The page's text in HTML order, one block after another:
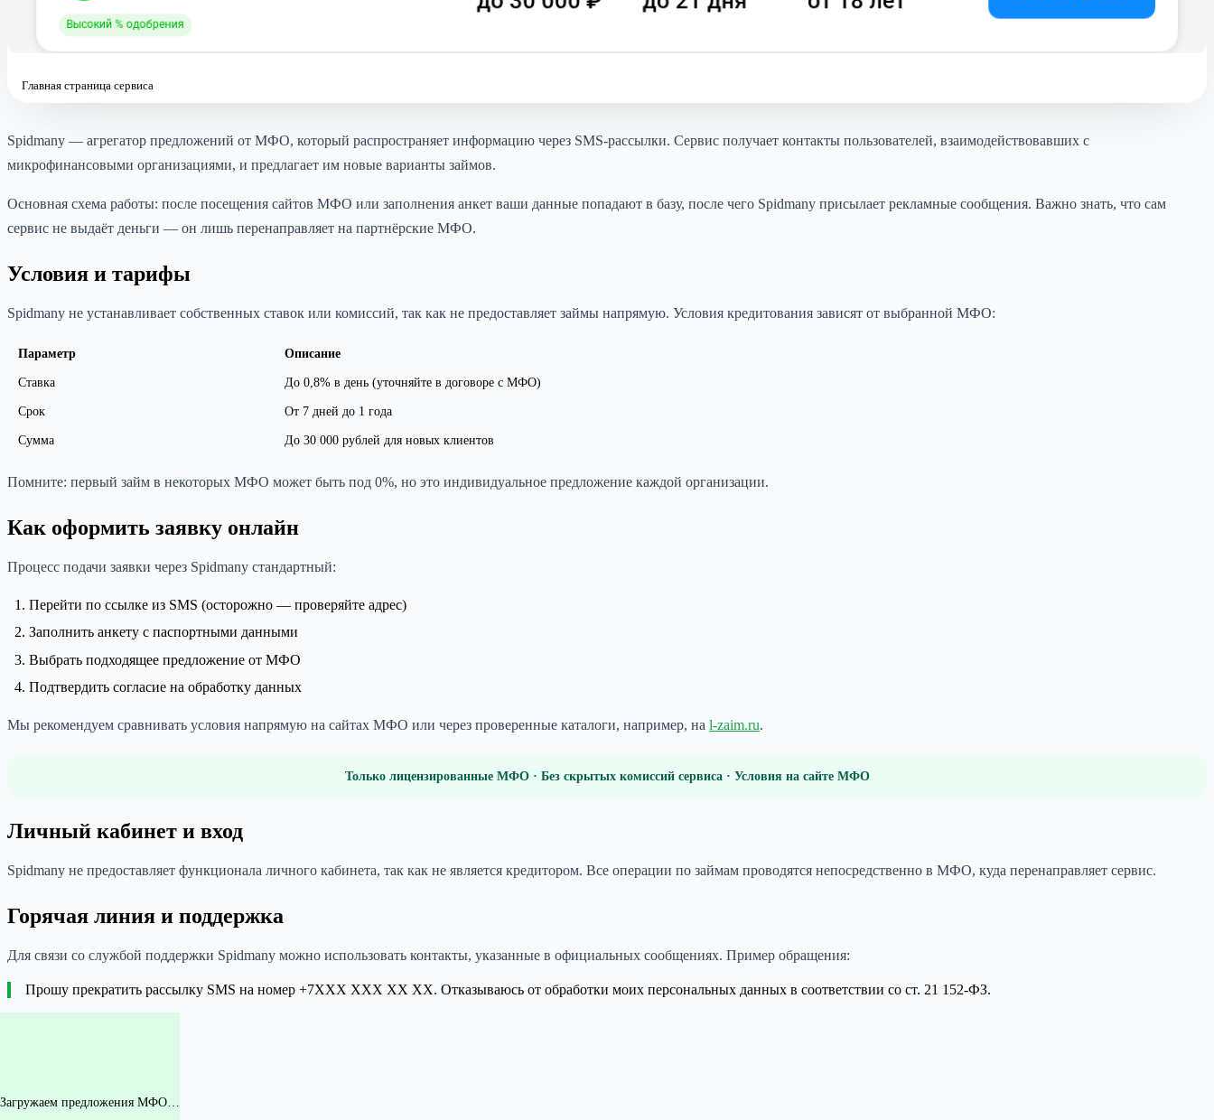
Главная страница сервиса
Spidmany — агрегатор предложений от МФО, который распространяет информацию через SMS-рассылки. Сервис получает контакты пользователей, взаимодействовавших с
микрофинансовыми организациями, и предлагает им новые варианты займов.
Основная схема работы: после посещения сайтов МФО или заполнения анкет ваши данные попадают в базу, после чего Spidmany присылает рекламные сообщения. Важно знать, что сам
сервис не выдаёт деньги — он лишь перенаправляет на партнёрские МФО.
Условия и тарифы
Spidmany не устанавливает собственных ставок или комиссий, так как не предоставляет займы напрямую. Условия кредитования зависят от выбранной МФО:
Параметр Описание
Ставка До 0,8% в день (уточняйте в договоре с МФО)
Срок От 7 дней до 1 года
Сумма До 30 000 рублей для новых клиентов
Помните: первый займ в некоторых МФО может быть под 0%, но это индивидуальное предложение каждой организации.
Как оформить заявку онлайн
Процесс подачи заявки через Spidmany стандартный:
Перейти по ссылке из SMS (осторожно — проверяйте адрес)
Заполнить анкету с паспортными данными
Выбрать подходящее предложение от МФО
Подтвердить согласие на обработку данных
Мы рекомендуем сравнивать условия напрямую на сайтах МФО или через проверенные каталоги, например, на l-zaim.ru.
Только лицензированные МФО · Без скрытых комиссий сервиса · Условия на сайте МФО
Личный кабинет и вход
Spidmany не предоставляет функционала личного кабинета, так как не является кредитором. Все операции по займам проводятся непосредственно в МФО, куда перенаправляет сервис.
Горячая линия и поддержка
Для связи со службой поддержки Spidmany можно использовать контакты, указанные в официальных сообщениях. Пример обращения:
Прошу прекратить рассылку SMS на номер +7XXX XXX XX XX. Отказываюсь от обработки моих персональных данных в соответствии со ст. 21 152-ФЗ.
Загружаем предложения МФО…